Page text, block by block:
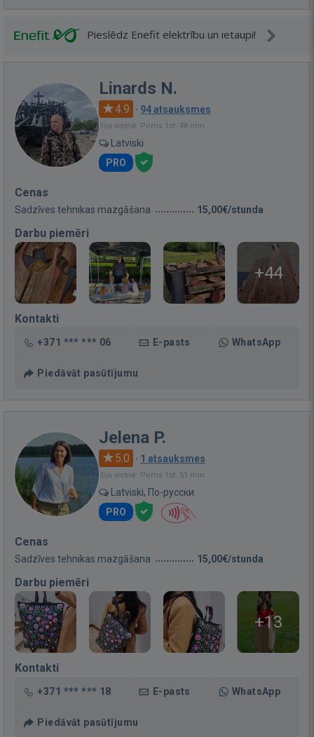
Pieslēdz Enefit elektrību un ietaupi!
Linards N.
4.9 · 94 atsauksmes
Bija vietnē: Pirms 1st. 48 min.
Latviski
PRO
Cenas
Sadzīves tehnikas mazgāšana 15,00€/stunda
Darbu piemēri
+44
Kontakti
+371 *** *** 06 E-pasts WhatsApp
Piedāvāt pasūtījumu
Jelena P.
5.0 · 1 atsauksmes
Bija vietnē: Pirms 1st. 51 min.
Latviski, По-русски
PRO
Cenas
Sadzīves tehnikas mazgāšana 15,00€/stunda
Darbu piemēri
+13
Kontakti
+371 *** *** 18 E-pasts WhatsApp
Piedāvāt pasūtījumu